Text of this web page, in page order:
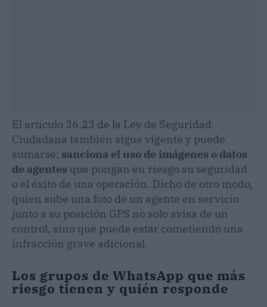
El artículo 36.23 de la Ley de Seguridad
Ciudadana también sigue vigente y puede
sumarse: sanciona el uso de imágenes o datos
de agentes que pongan en riesgo su seguridad
o el éxito de una operación. Dicho de otro modo,
quien sube una foto de un agente en servicio
junto a su posición GPS no solo avisa de un
control, sino que puede estar cometiendo una
infracción grave adicional.
Los grupos de WhatsApp que más
riesgo tienen y quién responde